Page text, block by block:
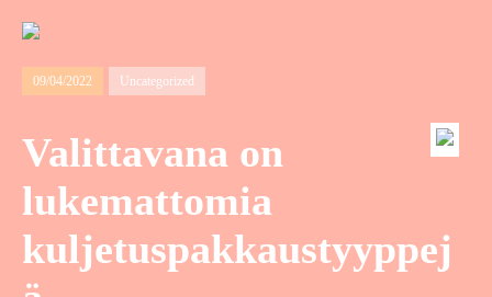
09/04/2022 Uncategorized
Valittavana on
lukemattomia
kuljetuspakkaustyyppej